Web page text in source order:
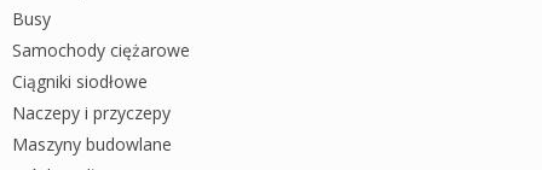
Busy
Samochody ciężarowe
Ciągniki siodłowe
Naczepy i przyczepy
Maszyny budowlane